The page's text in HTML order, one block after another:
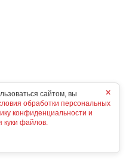
×
сайтом, вы
обработки персональных
конфиденциальности и
куки файлов.